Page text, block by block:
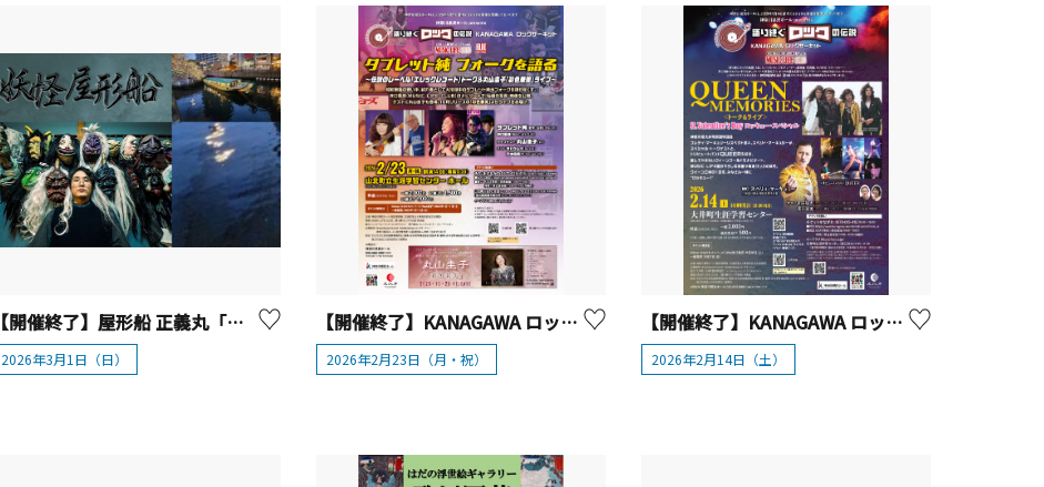
【開催終了】屋形船 正義丸「怪談屋形船」
2026年3月1日（日）
【開催終了】KANAGAWA ロックサーキット 「語り継ぐロックの伝説」タブレット純 フォークを語る ~伝説のレーベル「エレックレコード」トーク &丸山圭子「彩色兼美」ライブ~【山北町】
2026年2月23日（月・祝）
【開催終了】KANAGAWA ロックサーキット 「語り継ぐロックの伝説」QUEEN MEMORIES ＜トーク＆ライブ＞ St.Valentine’s Day ロッキュー・スペシャル
2026年2月14日（土）